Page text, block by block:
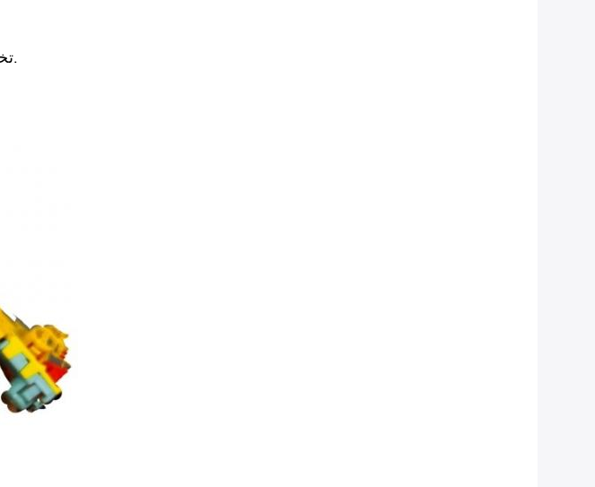
تخصيص: مصمم خصيصًا لنماذج هيونداي 2017-2020 لضمان تناسب مثالي وأداء مثالي.